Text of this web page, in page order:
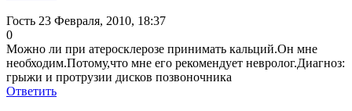
Гость 23 Февраля, 2010, 18:37
0
Можно ли при атеросклерозе принимать кальций.Он мне
необходим.Потому,что мне его рекомендует невролог.Диагноз:
грыжи и протрузии дисков позвоночника
Ответить